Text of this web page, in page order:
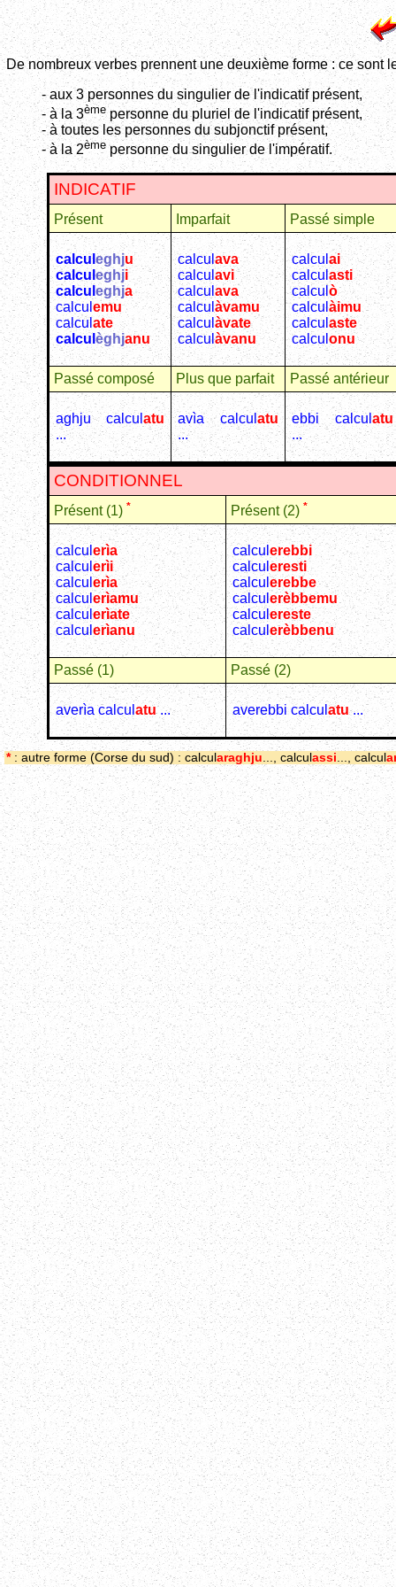
De nombreux verbes prennent une deuxième forme : ce sont
- aux 3 personnes du singulier de l'indicatif présent,
- à la 3ème personne du pluriel de l'indicatif présent,
- à toutes les personnes du subjonctif présent,
- à la 2ème personne du singulier de l'impératif.
INDICATIF
Présent Imparfait Passé simple
calculeghju
calculeghji
calcul eghja
calcul emu
calcul ate
calculèghjanu
calculava
calcul avi
calcul ava
calcul àvamu
calculàvate
calculàvanu
calcul ai
calculasti
calculò
calculàimu
calcul aste
calcul onu
Passé composé Plus que parfait Passé antérieur
aghju calcul atu
...
avìa calcul atu
...
ebbi calcul atu
...
CONDITIONNEL
Présent (1) * Présent (2) *
calcul erìa
calculerìi
calcul erìa
calcul erìamu
calculerìate
calcul erìanu
calcul erebbi
calculeresti
calcul erebbe
calcul erèbbemu
calculereste
calcul erèbbenu
Passé (1) Passé (2)
averìa calcul atu... averebbi calcul atu...
*: autre forme (Corse du sud) : calcul araghju..., calcul assi..., calcul a